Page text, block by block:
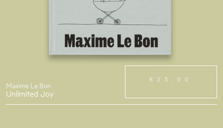
Maxime Le Bon
Unlimited Joy
€25.00